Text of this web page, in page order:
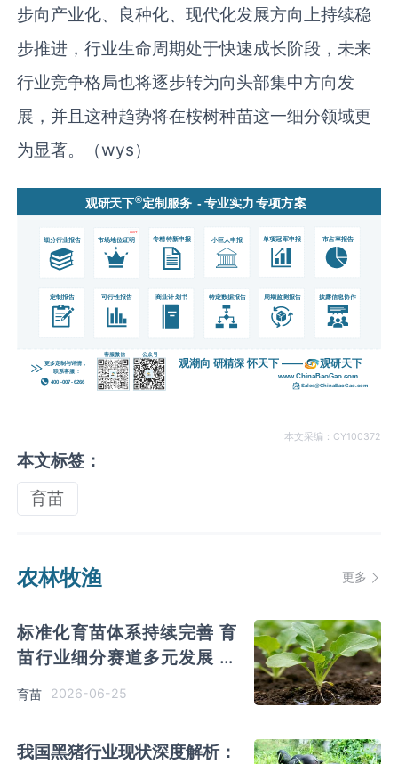
步向产业化、良种化、现代化发展方向上持续稳
步推进，行业生命周期处于快速成长阶段，未来
行业竞争格局也将逐步转为向头部集中方向发
展，并且这种趋势将在桉树种苗这一细分领域更
为显著。（wys）
本文采编：CY100372
本文标签：
育苗
农林牧渔 更多
标准化育苗体系持续完善 育
苗‌‌‌行业细分赛道多元发展 特
育苗 2026-06-25
我国黑猪‌‌‌行业现状深度解析：